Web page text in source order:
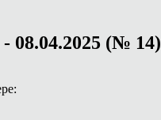
- 08.04.2025 (№ 14)